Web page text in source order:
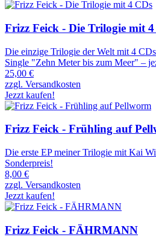
Frizz Feick - Die Trilogie mit 4
Die einzige Trilogie der Welt mit 4
Single "Zehn Meter bis zum Meer" –
25,00 €
zzgl. Versandkosten
Jezzt kaufen!
Frizz Feick - Frühling auf
Die erste EP meiner Trilogie mit Kai
Sonderpreis!
8,00 €
zzgl. Versandkosten
Jezzt kaufen!
Frizz Feick - FÄHRMANN